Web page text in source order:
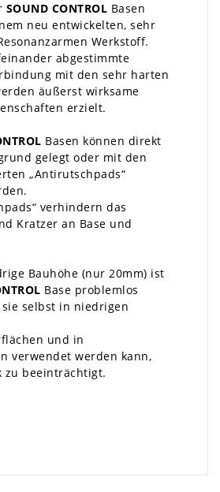
SOUND CONTROL Basen
neu entwickelten, sehr
Werkstoff.
abgestimmte
mit den sehr harten
äußerst wirksame
erzielt.
Basen können direkt
gelegt oder mit den
„Antirutschpads“
verhindern das
Kratzer an Base und
Bauhöhe (nur 20mm) ist
Base problemlos
selbst in niedrigen
und in
verwendet werden kann,
zu beeinträchtigt.